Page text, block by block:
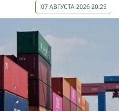
07 АВГУСТА 2026 20:25